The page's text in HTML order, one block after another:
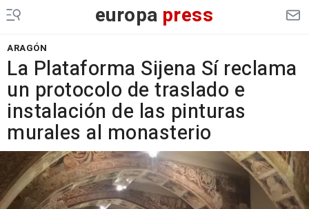
europa press
ARAGÓN
La Plataforma Sijena Sí reclama
un protocolo de traslado e
instalación de las pinturas
murales al monasterio